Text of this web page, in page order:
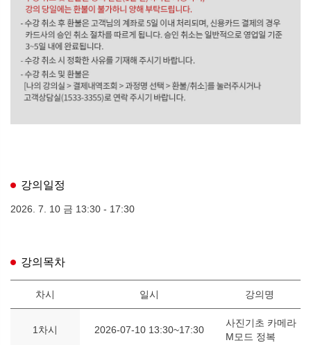
강의일정
2026. 7. 10 금 13:30 - 17:30
강의목차
차시 일시 강의명
1차시 2026-07-10 13:30~17:30
사진기초 카메라
M모드 정복